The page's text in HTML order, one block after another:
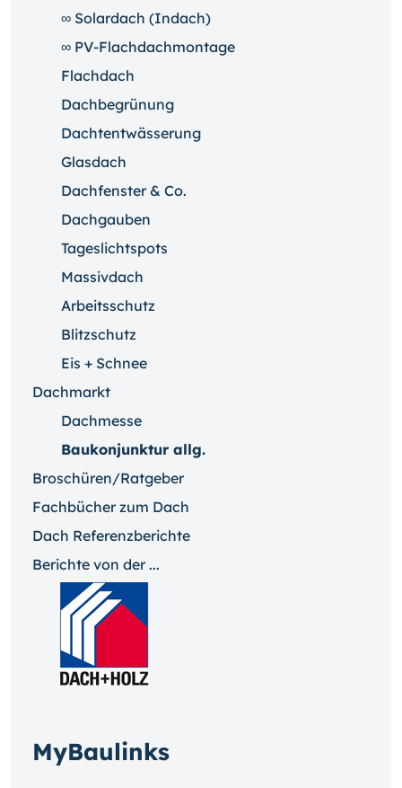
∞ Solardach (Indach)
∞ PV-Flachdachmontage
Flachdach
Dachbegrünung
Dachtentwässerung
Glasdach
Dachfenster & Co.
Dachgauben
Tageslichtspots
Massivdach
Arbeitsschutz
Blitzschutz
Eis + Schnee
Dachmarkt
Dachmesse
Baukonjunktur allg.
Broschüren/Ratgeber
Fachbücher zum Dach
Dach Referenzberichte
Berichte von der ...
MyBaulinks